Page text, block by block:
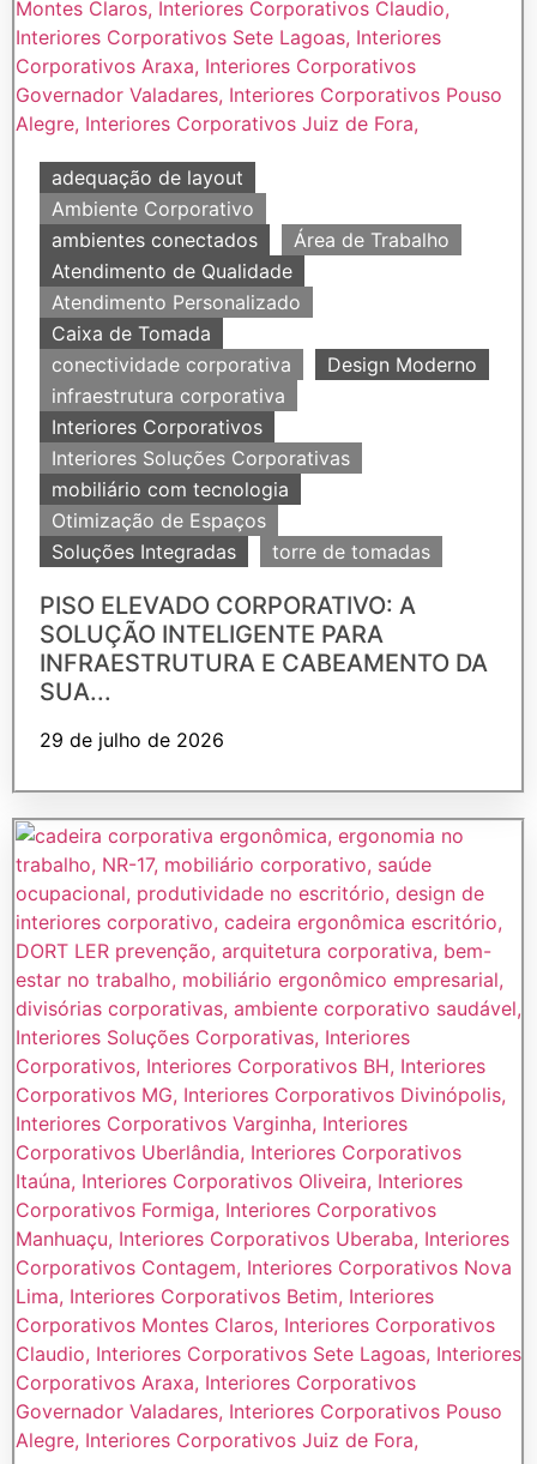
adequação de layout
Ambiente Corporativo
ambientes conectados
Área de Trabalho
Atendimento de Qualidade
Atendimento Personalizado
Caixa de Tomada
conectividade corporativa
Design Moderno
infraestrutura corporativa
Interiores Corporativos
Interiores Soluções Corporativas
mobiliário com tecnologia
Otimização de Espaços
Soluções Integradas
torre de tomadas
PISO ELEVADO CORPORATIVO: A
SOLUÇÃO INTELIGENTE PARA
INFRAESTRUTURA E CABEAMENTO DA
SUA...
29 de julho de 2026